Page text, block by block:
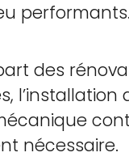
performants.
des
l’installation
nécessaire.